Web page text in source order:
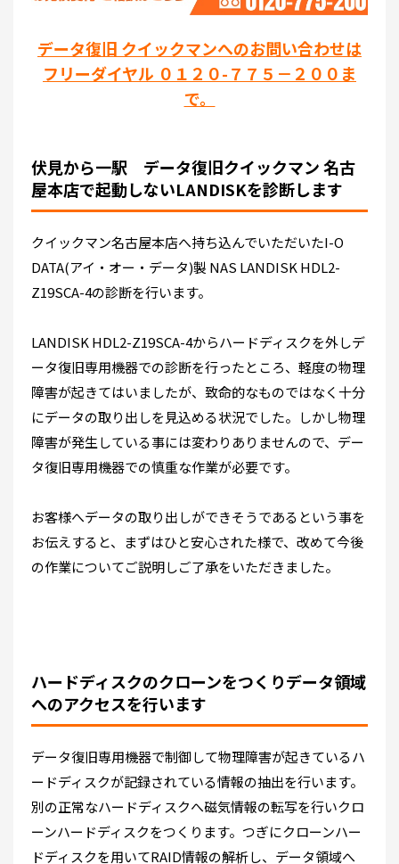
データ復旧 クイックマンへのお問い合わせは
フリーダイヤル ０１２０-７７５－２００ま
で。
伏見から一駅 データ復旧クイックマン 名古
屋本店で起動しないLANDISKを診断します
クイックマン名古屋本店へ持ち込んでいただいたI-O
DATA(アイ・オー・データ)製 NAS LANDISK HDL2-
Z19SCA-4の診断を行います。
LANDISK HDL2-Z19SCA-4からハードディスクを外しデ
ータ復旧専用機器での診断を行ったところ、軽度の物理
障害が起きてはいましたが、致命的なものではなく十分
にデータの取り出しを見込める状況でした。しかし物理
障害が発生している事には変わりありませんので、デー
タ復旧専用機器での慎重な作業が必要です。
お客様へデータの取り出しができそうであるという事を
お伝えすると、まずはひと安心された様で、改めて今後
の作業についてご説明しご了承をいただきました。
ハードディスクのクローンをつくりデータ領域
へのアクセスを行います
データ復旧専用機器で制御して物理障害が起きているハ
ードディスクが記録されている情報の抽出を行います。
別の正常なハードディスクへ磁気情報の転写を行いクロ
ーンハードディスクをつくります。つぎにクローンハー
ドディスクを用いてRAID情報の解析し、データ領域へ